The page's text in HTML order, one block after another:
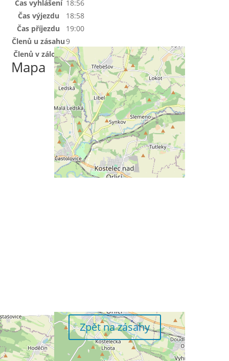
Čas vyhlášení 18:56
Čas výjezdu
18:58
Čas příjezdu
19:00
Členů u zásahu9
Členů v záloze 0
Mapa
Zpět na zásahy